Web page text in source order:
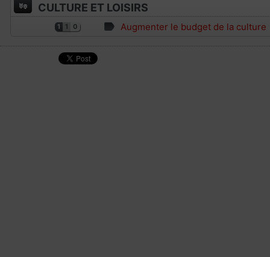
CULTURE ET LOISIRS
1 1 0 Augmenter le budget de la culture